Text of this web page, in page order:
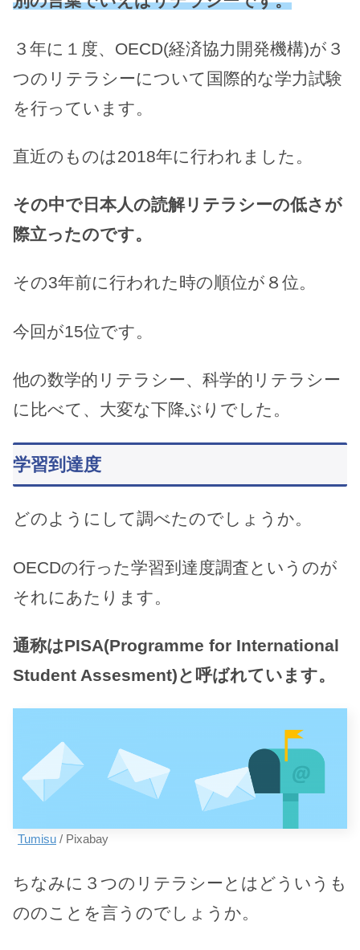
３年に１度、OECD(経済協力開発機構)が３
つのリテラシーについて国際的な学力試験
を行っています。
直近のものは2018年に行われました。
その中で日本人の読解リテラシーの低さが
際立ったのです。
その3年前に行われた時の順位が８位。
今回が15位です。
他の数学的リテラシー、科学的リテラシー
に比べて、大変な下降ぶりでした。
学習到達度
どのようにして調べたのでしょうか。
OECDの行った学習到達度調査というのが
それにあたります。
通称はPISA(Programme for International
Student Assesment)と呼ばれています。
Tumisu / Pixabay
ちなみに３つのリテラシーとはどういうも
ののことを言うのでしょうか。